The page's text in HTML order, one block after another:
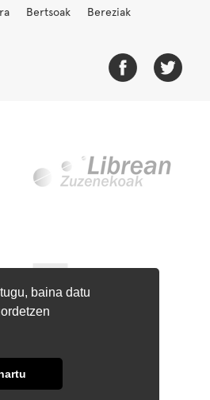
baina datu
Bertsoak
Bereziak